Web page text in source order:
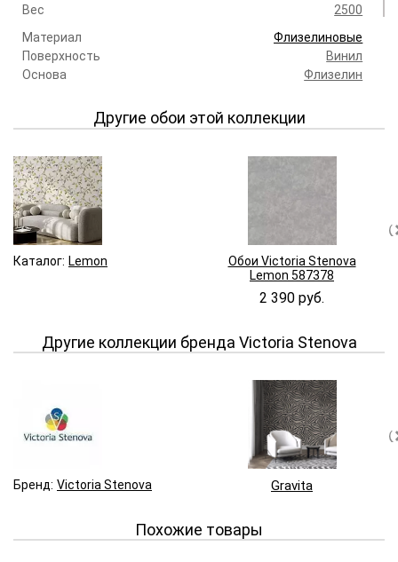
Вес
2500
Материал
Флизелиновые
Поверхность
Винил
Основа
Флизелин
Другие обои этой коллекции
Каталог: Lemon
Обои Victoria Stenova
Lemon 587378
2 390 руб.
Другие коллекции бренда Victoria Stenova
Бренд: Victoria Stenova Gravita
Похожие товары